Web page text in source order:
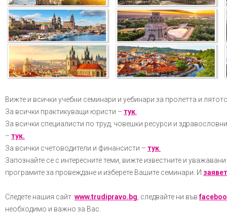
Вижте и всички учебни семинари и уебинари за пролетта и
За всички практикуващи юристи – тук
За всички специалисти по труд, човешки ресурси и
– тук.
За всички счетоводители и финансисти – тук
Запознайте се с интересните теми, вижте известните и
програмите за провеждане и изберете Вашите семинари. И
Следете нашия сайт: www.trudipravo.bg , следвайте ни във
необходимо и важно за Вас.